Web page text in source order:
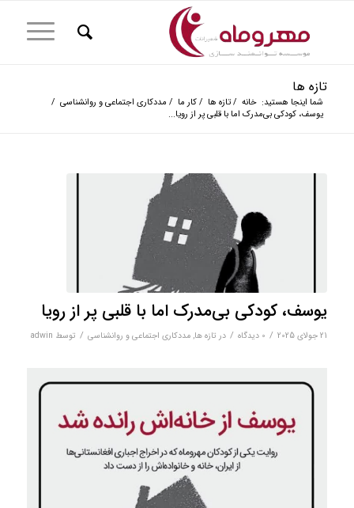
تازه ها
شما اینجا هستید: خانه / تازه ها / کار ما / مددکاری اجتماعی و روانشناسی /
یوسف، کودکی بی‌مدرک اما با قلبی پر از رویا...
یوسف، کودکی بی‌مدرک اما با قلبی پر از رویا
21 جولای 2025 / 0 دیدگاه‌ / در تازه ها, مددکاری اجتماعی و روانشناسی / توسط adwin